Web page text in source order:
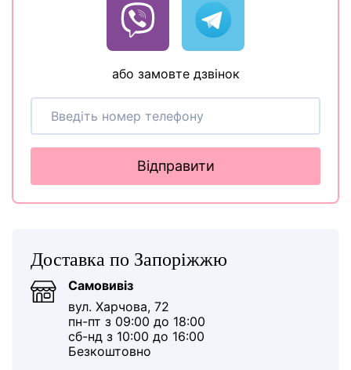
або замовте дзвінок
Відправити
Доставка по Запоріжжю
Самовивіз
вул. Харчова, 72
пн-пт з 09:00 до 18:00
сб-нд з 10:00 до 16:00
Безкоштовно